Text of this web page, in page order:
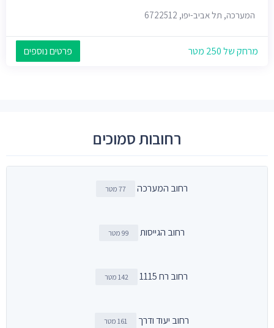
המערכה, תל אביב-יפו, 6722512
מרחק של 250 מטר פרטים נוספים
רחובות סמוכים
רחוב המערכה 77 מטר
רחוב הגייסות 99 מטר
רחוב רח 1115 142 מטר
רחוב יעוד ודרך 161 מטר